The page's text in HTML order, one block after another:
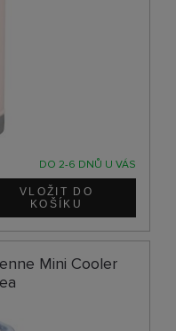
DO 2-6 DNŮ U VÁS
Mini Cooler